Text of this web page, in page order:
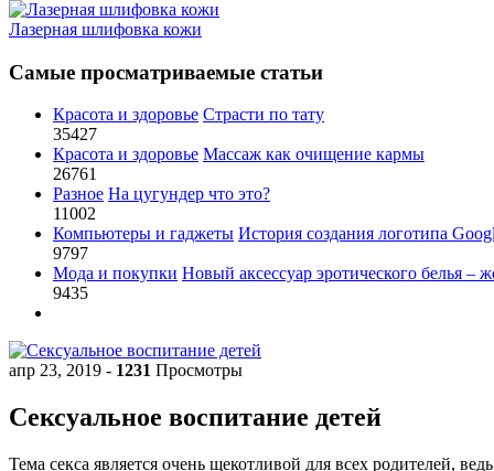
Лазерная шлифовка кожи
Самые просматриваемые статьи
Красота и здоровье Страсти по тату
35427
Красота и здоровье Массаж как очищение кармы
26761
Разное На цугундер что это?
11002
Компьютеры и гаджеты История создания логотипа
9797
Мода и покупки Новый аксессуар эротического белья –
9435
апр 23, 2019 - 1231 Просмотры
Сексуальное воспитание детей
Тема секса является очень щекотливой для всех родителей,